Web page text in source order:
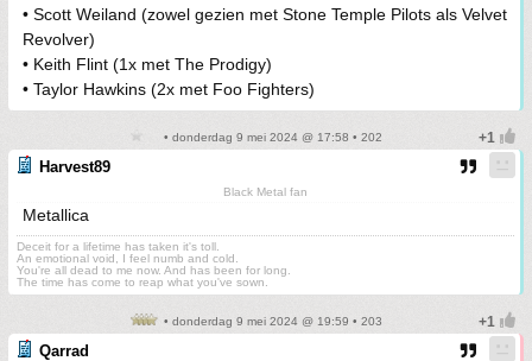
• Scott Weiland (zowel gezien met Stone Temple Pilots als Velvet
Revolver)
• Keith Flint (1x met The Prodigy)
• Taylor Hawkins (2x met Foo Fighters)
• donderdag 9 mei 2024 @ 17:58 • 202
Harvest89
Black Metal fan
Metallica
Deceit for a lifetime has taken it's toll.
An emotional void, I feel numb and cold.
You're all dead to me now. And has been for long.
The time has come to reap what you've sown.
• donderdag 9 mei 2024 @ 19:59 • 203
Qarrad